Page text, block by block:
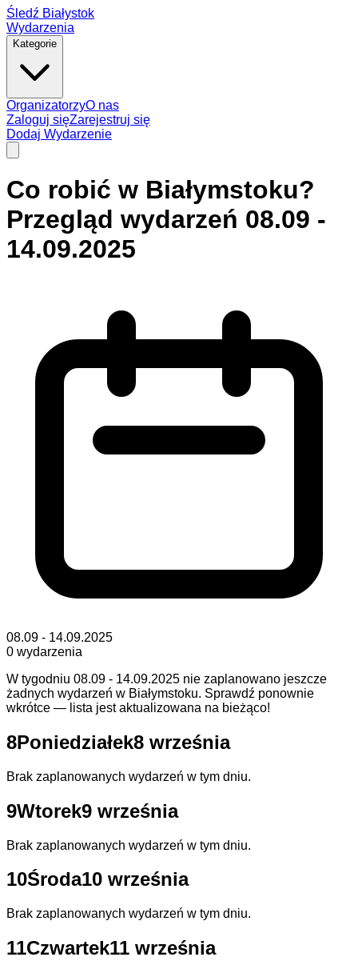
Śledź Białystok
Wydarzenia
Kategorie
OrganizatorzyO nas
Zaloguj sięZarejestruj się
Dodaj Wydarzenie
Co robić w Białymstoku?
Przegląd wydarzeń 08.09 -
14.09.2025
08.09 - 14.09.2025
0 wydarzenia
W tygodniu 08.09 - 14.09.2025 nie zaplanowano jeszcze
żadnych wydarzeń w Białymstoku. Sprawdź ponownie
wkrótce — lista jest aktualizowana na bieżąco!
8Poniedziałek8 września
Brak zaplanowanych wydarzeń w tym dniu.
9Wtorek9 września
Brak zaplanowanych wydarzeń w tym dniu.
10Środa10 września
Brak zaplanowanych wydarzeń w tym dniu.
11Czwartek11 września